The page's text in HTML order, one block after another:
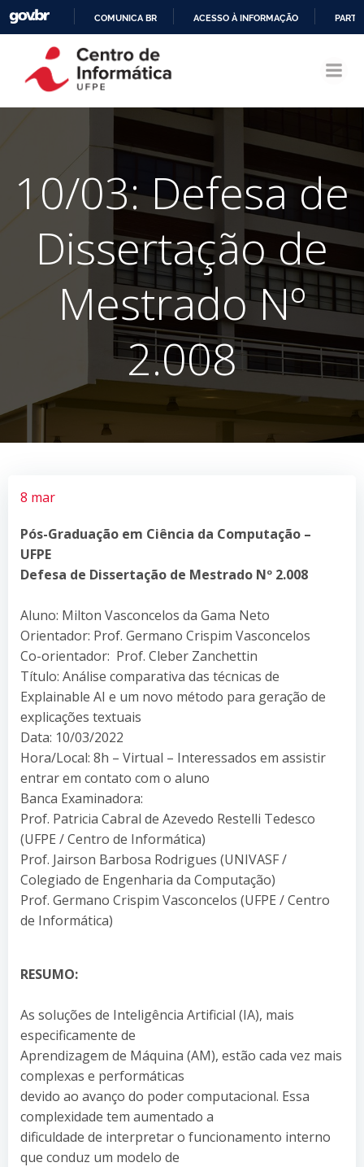
CONTEÚDO
COMUNICA BR ACESSO À INFORMAÇÃO
10/03: Defesa de
Dissertação de
Mestrado Nº
2.008
8 mar
Pós-Graduação em Ciência da Computação –
UFPE
Defesa de Dissertação de Mestrado Nº 2.008
Aluno: Milton Vasconcelos da Gama Neto
Orientador: Prof. Germano Crispim Vasconcelos
Co-orientador: Prof. Cleber Zanchettin
Título: Análise comparativa das técnicas de
Explainable AI e um novo método para geração de
explicações textuais
Data: 10/03/2022
Hora/Local: 8h – Virtual – Interessados em assistir
entrar em contato com o aluno
Banca Examinadora:
Prof. Patricia Cabral de Azevedo Restelli Tedesco
(UFPE / Centro de Informática)
Prof. Jairson Barbosa Rodrigues (UNIVASF /
Colegiado de Engenharia da Computação)
Prof. Germano Crispim Vasconcelos (UFPE / Centro
de Informática)
RESUMO:
As soluções de Inteligência Artificial (IA), mais
especificamente de
Aprendizagem de Máquina (AM), estão cada vez mais
complexas e performáticas
devido ao avanço do poder computacional. Essa
complexidade tem aumentado a
dificuldade de interpretar o funcionamento interno
que conduz um modelo de